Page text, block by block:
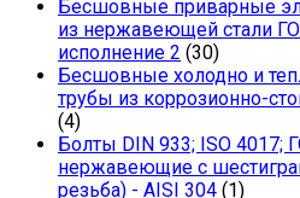
Бесшовные приварные
из нержавеющей стали
исполнение 2 (30)
Бесшовные холодно и
трубы из коррозионно-
(4)
Болты DIN 933; ISO 4017;
нержавеющие с
резьба) - AISI 304 (1)